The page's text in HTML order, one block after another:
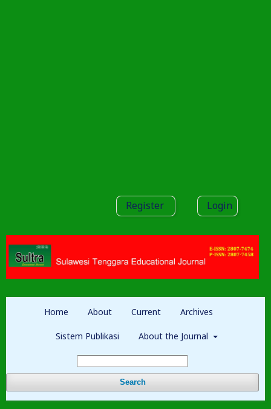
Home About Current Archives
Sistem Publikasi About the Journal
Search
Register Login